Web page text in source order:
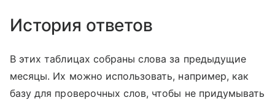
История ответов
В этих таблицах собраны слова за предыдущие
месяцы. Их можно использовать, например, как
базу для проверочных слов, чтобы не придумывать